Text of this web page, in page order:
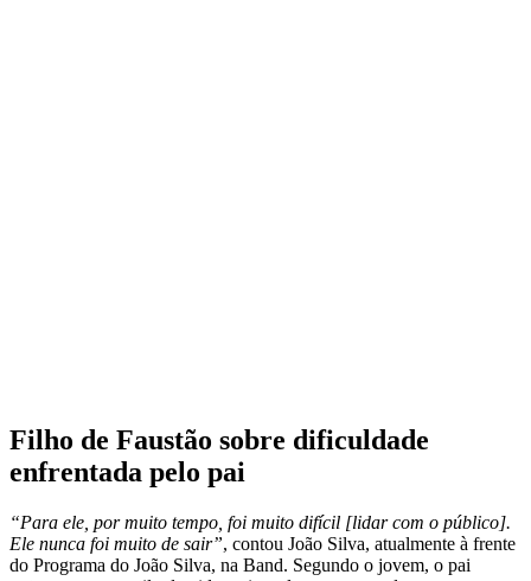
Filho de Faustão sobre dificuldade
enfrentada pelo pai
“Para ele, por muito tempo, foi muito difícil [lidar com o público].
Ele nunca foi muito de sair”, contou João Silva, atualmente à frente
do Programa do João Silva, na Band. Segundo o jovem, o pai